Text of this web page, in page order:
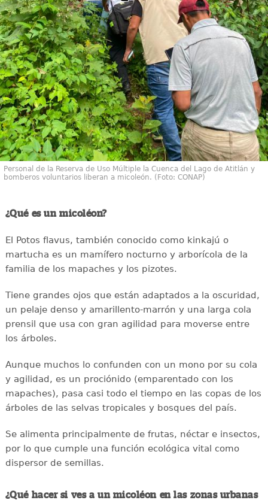
Personal de la Reserva de Uso Múltiple la Cuenca del Lago de Atitlán y
bomberos voluntarios liberan a micoleón. (Foto: CONAP)
¿Qué es un micoléon?
El Potos flavus, también conocido como kinkajú o
martucha es un mamífero nocturno y arborícola de la
familia de los mapaches y los pizotes.
Tiene grandes ojos que están adaptados a la oscuridad,
un pelaje denso y amarillento-marrón y una larga cola
prensil que usa con gran agilidad para moverse entre
los árboles.
Aunque muchos lo confunden con un mono por su cola
y agilidad, es un prociónido (emparentado con los
mapaches), pasa casi todo el tiempo en las copas de los
árboles de las selvas tropicales y bosques del país.
Se alimenta principalmente de frutas, néctar e insectos,
por lo que cumple una función ecológica vital como
dispersor de semillas.
¿Qué hacer si ves a un micoléon en las zonas urbanas